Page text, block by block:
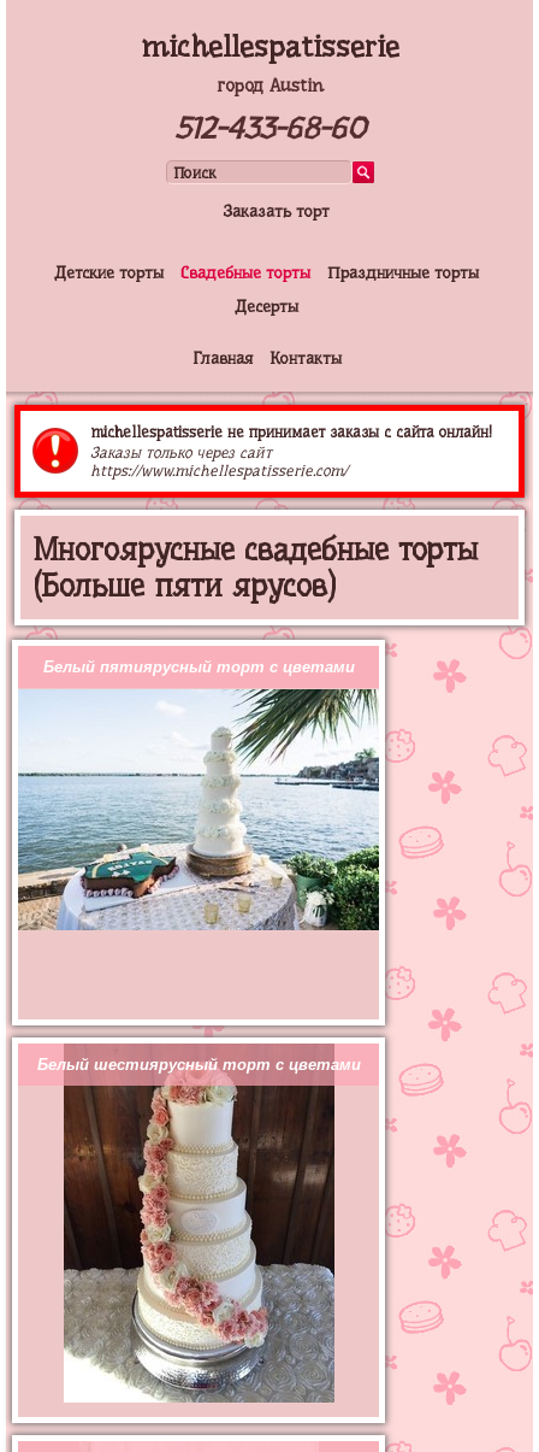
michellespatisserie
город Austin
512-433-68-60
Заказать торт
Детские торты Свадебные торты
Праздничные торты
Десерты
Главная Контакты
michellespatisserie не принимает заказы с сайта онлайн!
Заказы только через сайт
https://www.michellespatisserie.com/
Многоярусные свадебные торты
(Больше пяти ярусов)
Белый пятиярусный торт с цветами
Белый шестиярусный торт с цветами